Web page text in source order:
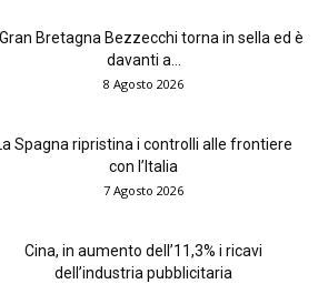
Bretagna Bezzecchi torna in sella ed è
davanti a...
8 Agosto 2026
Spagna ripristina i controlli alle frontiere
con l’Italia
7 Agosto 2026
Cina, in aumento dell’11,3% i ricavi
dell’industria pubblicitaria